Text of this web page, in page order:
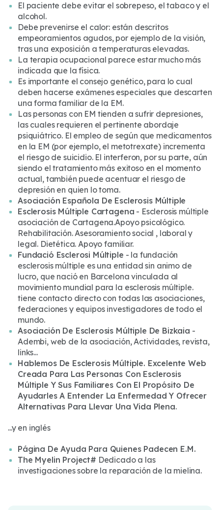
El paciente debe evitar el sobrepeso, el tabaco y el
alcohol.
Debe prevenirse el calor: están descritos
empeoramientos agudos, por ejemplo de la visión,
tras una exposición a temperaturas elevadas.
La terapia ocupacional parece estar mucho más
indicada que la física.
Es importante el consejo genético, para lo cual
deben hacerse exámenes especiales que descarten
una forma familiar de la EM.
Las personas con EM tienden a sufrir depresiones,
las cuales requieren el pertinente abordaje
psiquiátrico. El empleo de según que medicamentos
en la EM (por ejemplo, el metotrexate) incrementa
el riesgo de suicidio. El interferon, por su parte, aún
siendo el tratamiento más exitoso en el momento
actual, también puede acentuar el riesgo de
depresión en quien lo toma.
Asociación Española De Esclerosis Múltiple
Esclerosis Múltiple Cartagena - Esclerosis múltiple
asociación de Cartagena.Apoyo psicológico.
Rehabilitación. Asesoramiento social , laboral y
legal. Dietética. Apoyo familiar.
Fundació Esclerosi Múltiple - la fundación
esclerosis múltiple es una entidad sin animo de
lucro, que nació en Barcelona vinculada al
movimiento mundial para la esclerosis múltiple.
tiene contacto directo con todas las asociaciones,
federaciones y equipos investigadores de todo el
mundo.
Asociación De Esclerosis Múltiple De Bizkaia -
Adembi, web de la asociación, Actividades, revista,
links...
Hablemos De Esclerosis Múltiple. Excelente Web
Creada Para Las Personas Con Esclerosis
Múltiple Y Sus Familiares Con El Propósito De
Ayudarles A Entender La Enfermedad Y Ofrecer
Alternativas Para Llevar Una Vida Plena.
...y en inglés
Página De Ayuda Para Quienes Padecen E.M.
The Myelin Project# Dedicado a las
investigaciones sobre la reparación de la mielina.